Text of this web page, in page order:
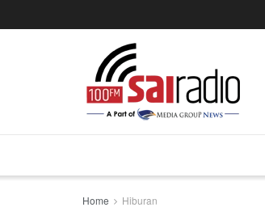
Home Hiburan